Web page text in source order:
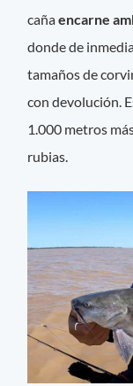
cañaencarne
donde de
tamaños de
con devolución.
1.000 metros
rubias.